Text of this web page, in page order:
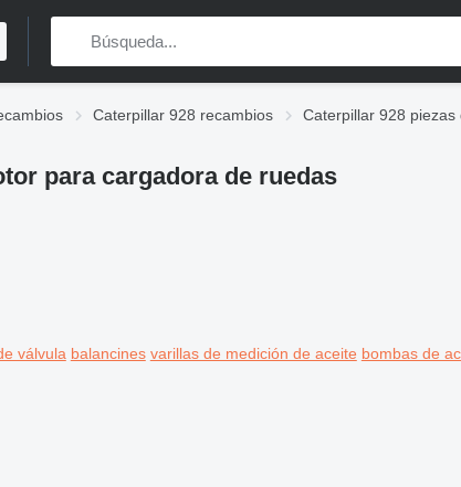
Caterpillar 928 recambios Caterpillar 928 piezas
para cargadora de ruedas
válvula balancines varillas de medición de aceite bombas de